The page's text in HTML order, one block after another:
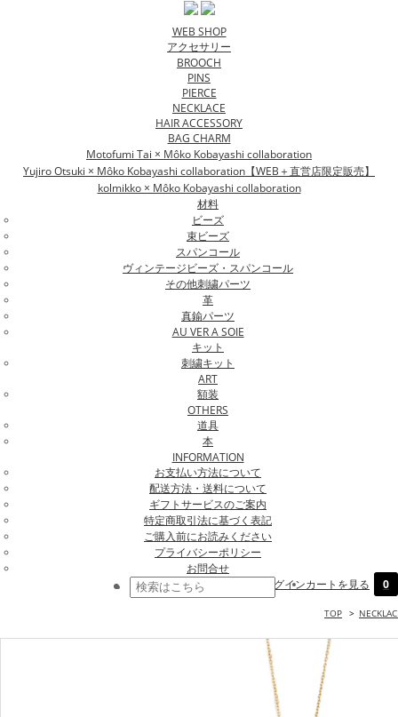
WEB SHOP
アクセサリー
BROOCH
PINS
PIERCE
NECKLACE
HAIR ACCESSORY
BAG CHARM
Motofumi Tai × Môko Kobayashi collaboration
Yujiro Otsuki × Môko Kobayashi collaboration【WEB＋直営店限定販売】
kolmikko × Môko Kobayashi collaboration
材料
ビーズ
束ビーズ
スパンコール
ヴィンテージビーズ・スパンコール
その他刺繍パーツ
革
真鍮パーツ
AU VER A SOIE
キット
刺繍キット
ART
額装
OTHERS
道具
本
INFORMATION
お支払い方法について
配送方法・送料について
ギフトサービスのご案内
特定商取引法に基づく表記
ご購入前にお読みください
プライバシーポリシー
お問合せ
カートを見る
0
ログイン
TOP >